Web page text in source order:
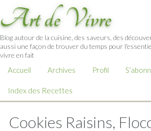
Art de Vivre
Blog autour de la cuisine, des saveurs, des
aussi une façon de trouver du temps pour
vivre en fait
Accueil Archives Profil
Index des Recettes
Cookies Raisins,